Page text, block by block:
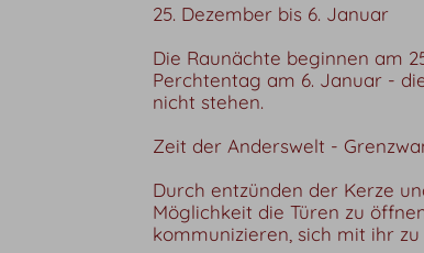
25. Dezember bis 6. Januar
Die Raunächte beginnen am
Perchtentag am 6. Januar -
nicht stehen.
Zeit der Anderswelt -
Durch entzünden der Kerze
Möglichkeit die Türen zu
kommunizieren, sich mit ihr zu